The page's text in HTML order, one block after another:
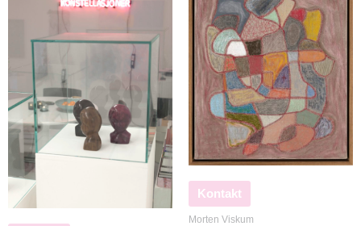
Kontakt
Morten Viskum